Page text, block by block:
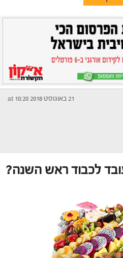
21 באוגוסט 2018 at 10:20
לכבוד ראש השנה?